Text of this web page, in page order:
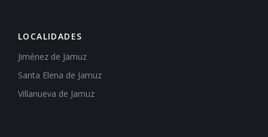
LOCALIDADES
Jiménez de Jamuz
Santa Elena de Jamuz
Villanueva de Jamuz